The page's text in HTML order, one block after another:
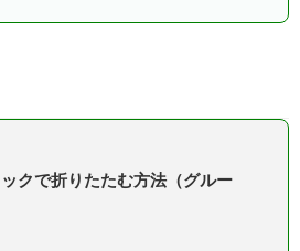
クで折りたたむ方法（グルー